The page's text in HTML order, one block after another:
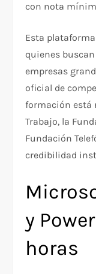
con nota
Esta
quienes
empresas
oficial de
formación está
Trabajo, la
Fundación
credibilidad
y
horas